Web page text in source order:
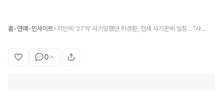
홈>연예 >인사이트> 지인에 ‘27억’ 사기당했던 허경환, 전세 사기꾼에 일침... “사람 죽여야만 살인아냐”
0